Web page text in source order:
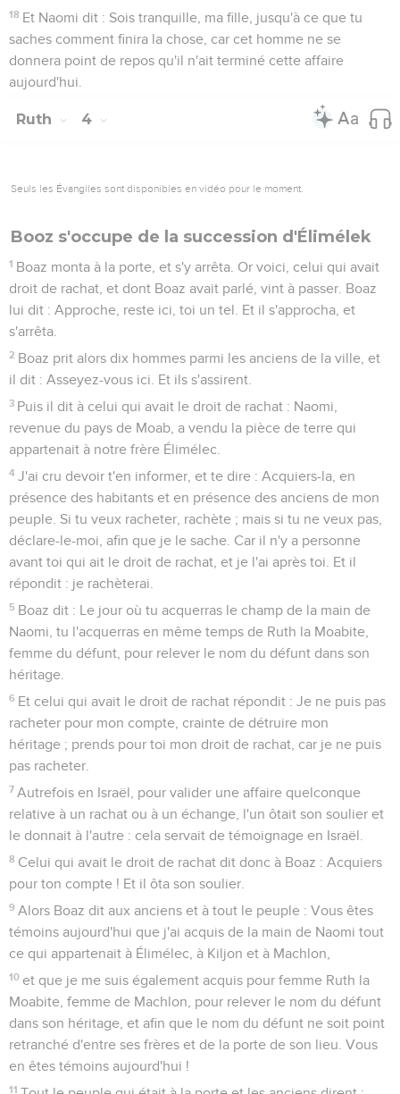
18 Et Naomi dit : Sois tranquille, ma fille, jusqu'à ce que tu
saches comment finira la chose, car cet homme ne se
donnera point de repos qu'il n'ait terminé cette affaire
aujourd'hui.
Ruth 4
Seuls les Évangiles sont disponibles en vidéo pour le moment.
Booz s'occupe de la succession d'Élimélek
1 Boaz monta à la porte, et s'y arrêta. Or voici, celui qui avait
droit de rachat, et dont Boaz avait parlé, vint à passer. Boaz
lui dit : Approche, reste ici, toi un tel. Et il s'approcha, et
s'arrêta.
2 Boaz prit alors dix hommes parmi les anciens de la ville, et
il dit : Asseyez-vous ici. Et ils s'assirent.
3 Puis il dit à celui qui avait le droit de rachat : Naomi,
revenue du pays de Moab, a vendu la pièce de terre qui
appartenait à notre frère Élimélec.
4 J'ai cru devoir t'en informer, et te dire : Acquiers-la, en
présence des habitants et en présence des anciens de mon
peuple. Si tu veux racheter, rachète ; mais si tu ne veux pas,
déclare-le-moi, afin que je le sache. Car il n'y a personne
avant toi qui ait le droit de rachat, et je l'ai après toi. Et il
répondit : je rachèterai.
5 Boaz dit : Le jour où tu acquerras le champ de la main de
Naomi, tu l'acquerras en même temps de Ruth la Moabite,
femme du défunt, pour relever le nom du défunt dans son
héritage.
6 Et celui qui avait le droit de rachat répondit : Je ne puis pas
racheter pour mon compte, crainte de détruire mon
héritage ; prends pour toi mon droit de rachat, car je ne puis
pas racheter.
7 Autrefois en Israël, pour valider une affaire quelconque
relative à un rachat ou à un échange, l'un ôtait son soulier et
le donnait à l'autre : cela servait de témoignage en Israël.
8 Celui qui avait le droit de rachat dit donc à Boaz : Acquiers
pour ton compte ! Et il ôta son soulier.
9 Alors Boaz dit aux anciens et à tout le peuple : Vous êtes
témoins aujourd'hui que j'ai acquis de la main de Naomi tout
ce qui appartenait à Élimélec, à Kiljon et à Machlon,
10 et que je me suis également acquis pour femme Ruth la
Moabite, femme de Machlon, pour relever le nom du défunt
dans son héritage, et afin que le nom du défunt ne soit point
retranché d'entre ses frères et de la porte de son lieu. Vous
en êtes témoins aujourd'hui !
11